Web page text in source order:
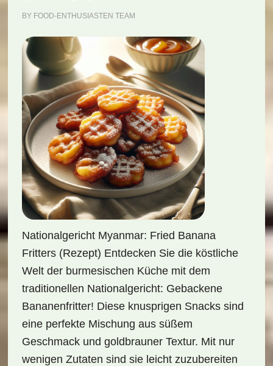
BY FOOD-ENTHUSIASTEN TEAM
Nationalgericht Myanmar: Fried Banana
Fritters (Rezept) Entdecken Sie die köstliche
Welt der burmesischen Küche mit dem
traditionellen Nationalgericht: Gebackene
Bananenfritter! Diese knusprigen Snacks sind
eine perfekte Mischung aus süßem
Geschmack und goldbrauner Textur. Mit nur
wenigen Zutaten sind sie leicht zuzubereiten